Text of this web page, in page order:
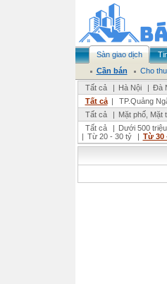
Sàn giao dịch
Cần bán
Cho
Tất cả
| Hà Nội | Đà
Tất cả | TP.Quảng
Tất cả
| Mặt phố, Mặt
Tất cả
| Dưới 500 triệu
| Từ 20 - 30 tỷ | Từ 30